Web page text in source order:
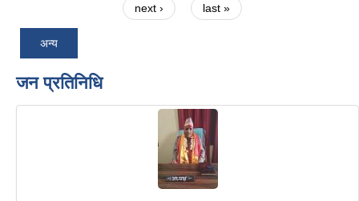
next ›
last »
अन्य
जन प्रतिनिधि